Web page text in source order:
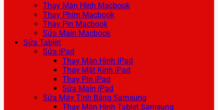
Thay Màn Hình Macbook
Thay Phím Macbook
Thay Pin Macbook
Sửa Main Macbook
Sửa Tablet
Sửa iPad
Thay Màn Hình iPad
Thay Mặt Kính iPad
Thay Pin iPad
Sửa Main iPad
Sửa Máy Tính Bảng Samsung
Thay Màn Hình Tablet Samsung